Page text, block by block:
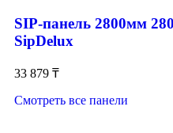
SIP-панель 2800мм
SipDelux
33 879 ₸
Смотреть все панели